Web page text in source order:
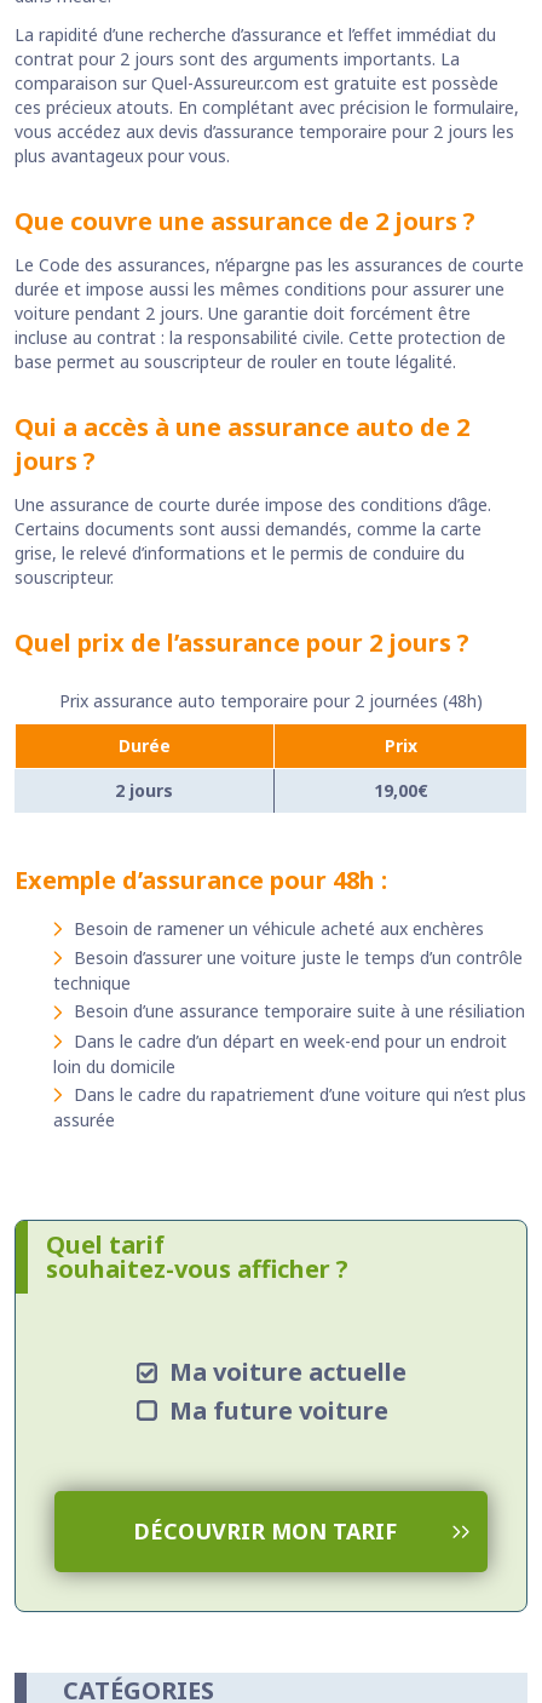
La rapidité d’une recherche d’assurance et l’effet immédiat du
contrat pour 2 jours sont des arguments importants. La
comparaison sur Quel-Assureur.com est gratuite est possède
ces précieux atouts. En complétant avec précision le formulaire,
vous accédez aux devis d’assurance temporaire pour 2 jours les
plus avantageux pour vous.
Que couvre une assurance de 2 jours ?
Le Code des assurances, n’épargne pas les assurances de courte
durée et impose aussi les mêmes conditions pour assurer une
voiture pendant 2 jours. Une garantie doit forcément être
incluse au contrat : la responsabilité civile. Cette protection de
base permet au souscripteur de rouler en toute légalité.
Qui a accès à une assurance auto de 2
jours ?
Une assurance de courte durée impose des conditions d’âge.
Certains documents sont aussi demandés, comme la carte
grise, le relevé d’informations et le permis de conduire du
souscripteur.
Quel prix de l’assurance pour 2 jours ?
Prix assurance auto temporaire pour 2 journées (48h)
Durée
Prix
2 jours
19,00€
Exemple d’assurance pour 48h :
Besoin de ramener un véhicule acheté aux enchères
Besoin d’assurer une voiture juste le temps d’un contrôle
technique
Besoin d’une assurance temporaire suite à une résiliation
Dans le cadre d’un départ en week-end pour un endroit
loin du domicile
Dans le cadre du rapatriement d’une voiture qui n’est plus
assurée
Quel tarif
souhaitez-vous afficher ?
Ma voiture actuelle
Ma future voiture
DÉCOUVRIR MON TARIF
CATÉGORIES